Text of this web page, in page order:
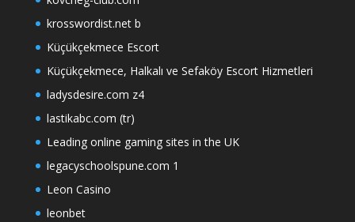
krosswordist.net b
Küçükçekmece Escort
Küçükçekmece, Halkalı ve Sefaköy Escort Hizmetleri
ladysdesire.com z4
lastikabc.com (tr)
Leading online gaming sites in the UK
legacyschoolspune.com 1
Leon Casino
leonbet